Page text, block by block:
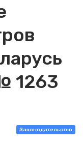
1263
Законодательство